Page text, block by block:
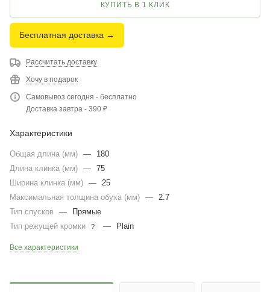
КУПИТЬ В 1 КЛИК
Бесплатная доставка →
Рассчитать доставку
Хочу в подарок
Самовывоз сегодня - бесплатно
Доставка завтра - 390 ₽
Характеристики
Общая длина (мм) —
180
Длина клинка (мм) — 75
Ширина клинка (мм) — 25
Максимальная толщина обуха (мм) — 2.7
Тип спусков
—
Прямые
Тип режущей кромки
? — Plain
Все характеристики